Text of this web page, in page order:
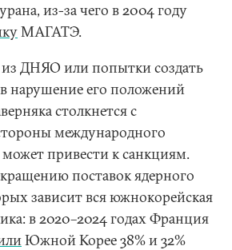
из-за чего в 2004 году
МАГАТЭ.
из ДНЯО или попытки создать
нарушение его положений
столкнется с
международного
привести к санкциям.
поставок ядерного
зависит вся южнокорейская
в 2020–2024 годах Франция
Южной Корее 38% и 32%